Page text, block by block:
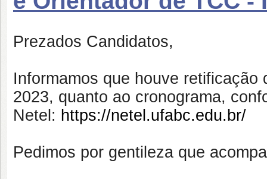
Prezados Candidatos,
Informamos que houve
2023, quanto ao cronograma,
Netel: https://netel.ufabc.edu.br/
Pedimos por gentileza que